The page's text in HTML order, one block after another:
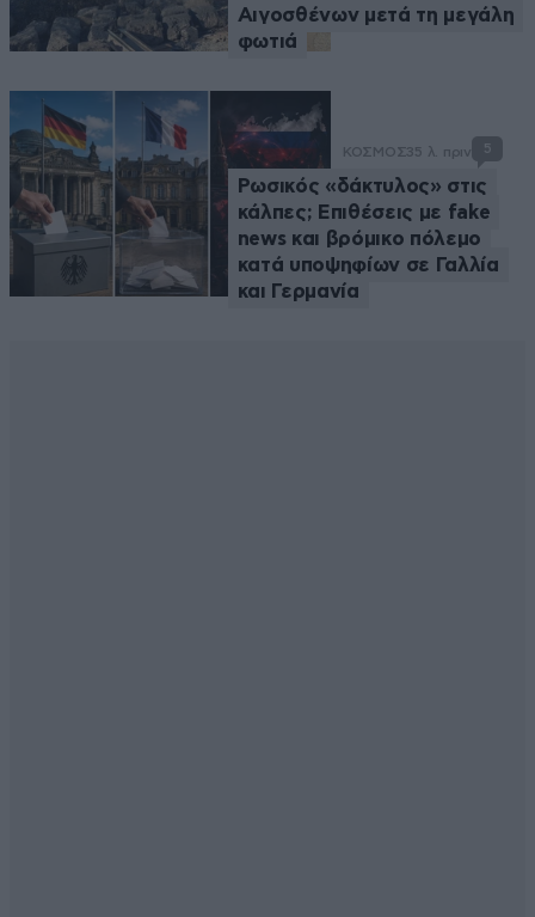
Αιγοσθένων μετά τη μεγάλη
φωτιά
ΚΟΣΜΟΣ35 λ. πριν 5
Ρωσικός «δάκτυλος» στις
κάλπες; Επιθέσεις με fake
news και βρόμικο πόλεμο
κατά υποψηφίων σε Γαλλία
και Γερμανία